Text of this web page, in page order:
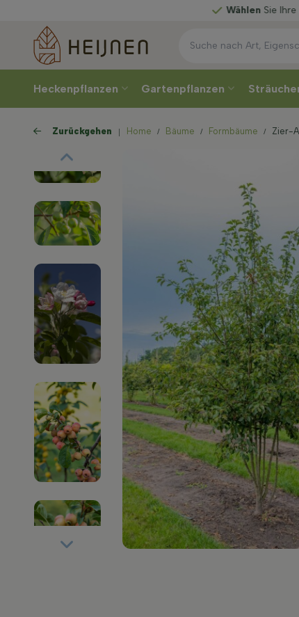
Sie Ihre Lieferwoche
Heckenpflanzen Gartenpflanzen
Zurückgehen Home Bäume Formbäume Zier-